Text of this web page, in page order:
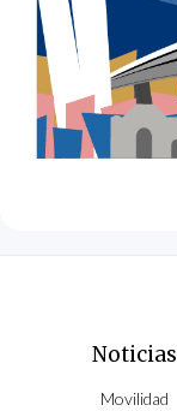
Noticias
Movilidad